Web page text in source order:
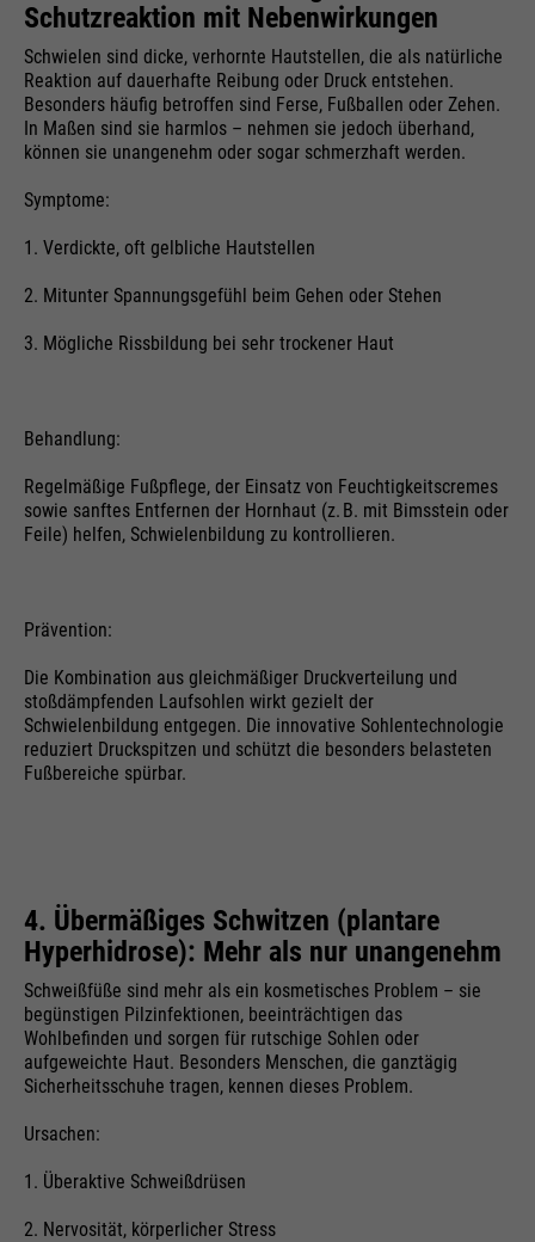
Schutzreaktion mit Nebenwirkungen
Schwielen sind dicke, verhornte Hautstellen, die als natürliche
Reaktion auf dauerhafte Reibung oder Druck entstehen.
Besonders häufig betroffen sind Ferse, Fußballen oder Zehen.
In Maßen sind sie harmlos – nehmen sie jedoch überhand,
können sie unangenehm oder sogar schmerzhaft werden.
Symptome:
1. Verdickte, oft gelbliche Hautstellen
2. Mitunter Spannungsgefühl beim Gehen oder Stehen
3. Mögliche Rissbildung bei sehr trockener Haut
Behandlung:
Regelmäßige Fußpflege, der Einsatz von Feuchtigkeitscremes
sowie sanftes Entfernen der Hornhaut (z. B. mit Bimsstein oder
Feile) helfen, Schwielenbildung zu kontrollieren.
Prävention:
Die Kombination aus gleichmäßiger Druckverteilung und
stoßdämpfenden Laufsohlen wirkt gezielt der
Schwielenbildung entgegen. Die innovative Sohlentechnologie
reduziert Druckspitzen und schützt die besonders belasteten
Fußbereiche spürbar.
4. Übermäßiges Schwitzen (plantare
Hyperhidrose): Mehr als nur unangenehm
Schweißfüße sind mehr als ein kosmetisches Problem – sie
begünstigen Pilzinfektionen, beeinträchtigen das
Wohlbefinden und sorgen für rutschige Sohlen oder
aufgeweichte Haut. Besonders Menschen, die ganztägig
Sicherheitsschuhe tragen, kennen dieses Problem.
Ursachen:
1. Überaktive Schweißdrüsen
2. Nervosität, körperlicher Stress